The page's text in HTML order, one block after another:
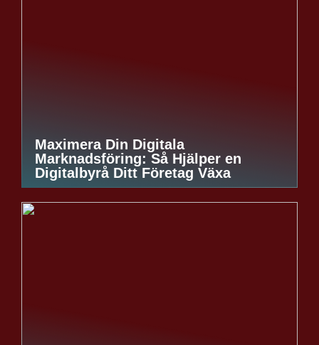
Maximera Din Digitala
Marknadsföring: Så Hjälper en
Digitalbyrå Ditt Företag Växa